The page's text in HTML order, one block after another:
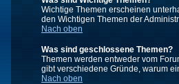
Wichtige Themen erscheinen
den Wichtigen Themen der
Nach oben
Was sind geschlossene Themen?
Themen werden entweder vom
gibt verschiedene Gründe, warum
Nach oben